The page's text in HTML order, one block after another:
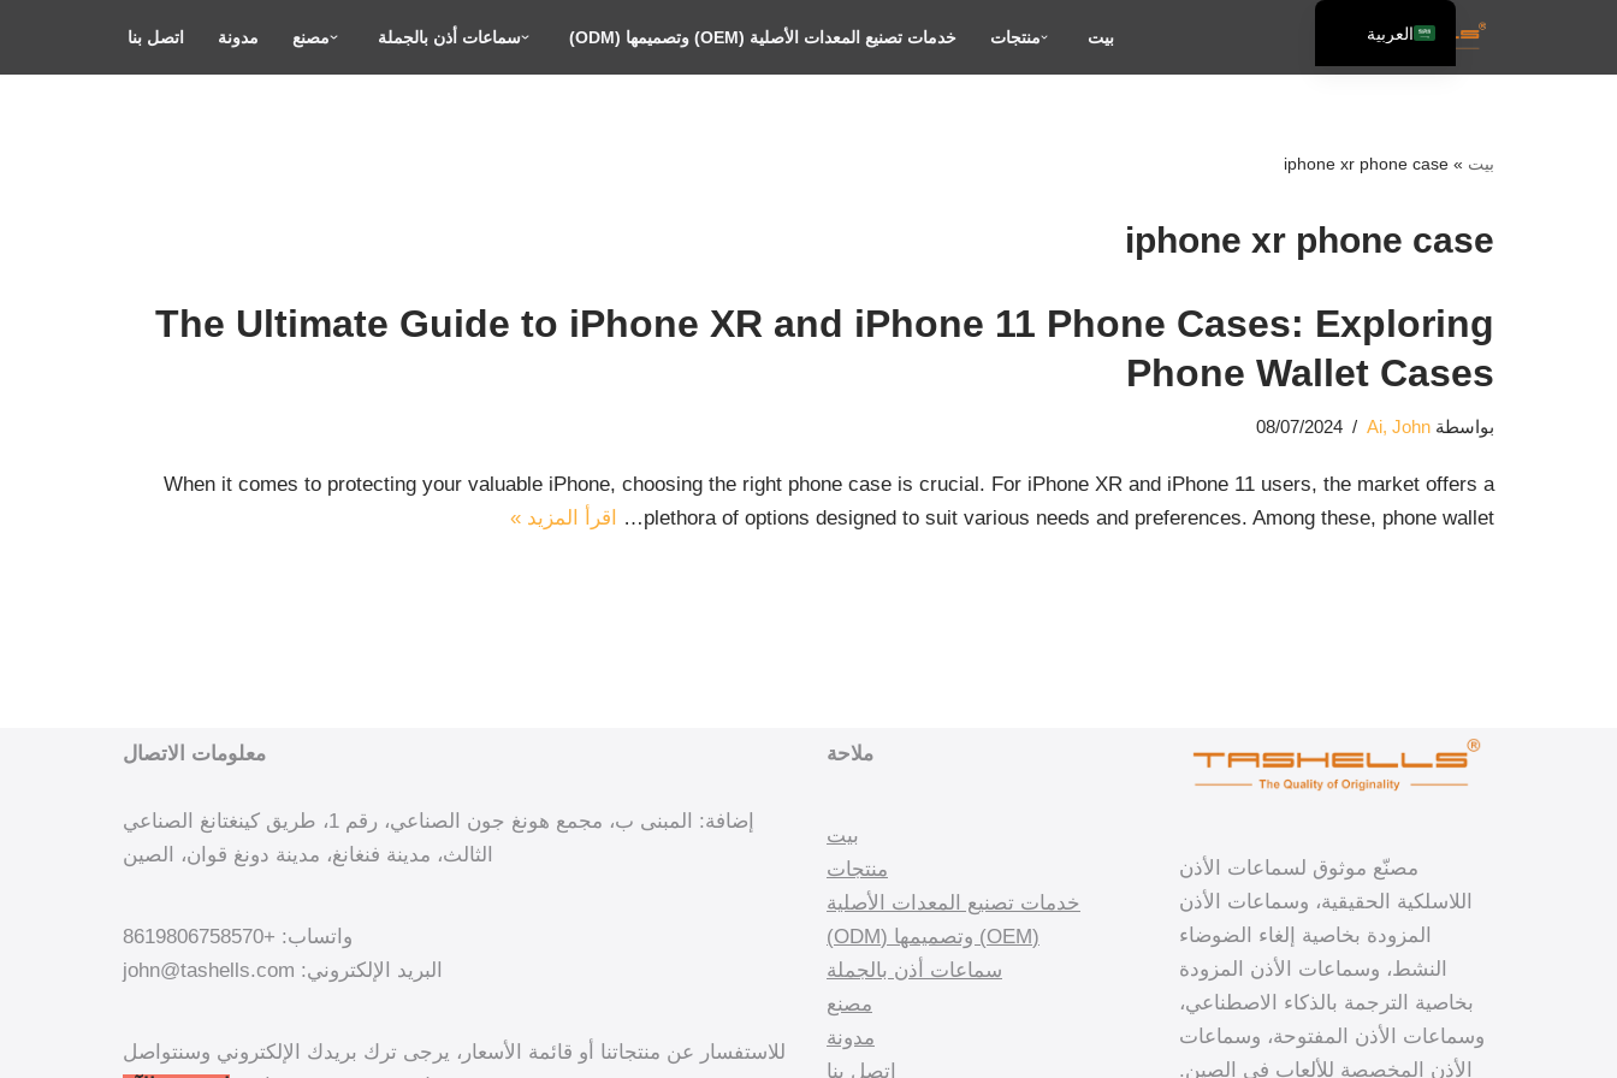
بيت منتجات خدمات تصنيع المعدات الأصلية (OEM) وتصميمها (ODM) سماعات أذن بالجملة مصنع مدونة اتصل بنا
بيت »
iphone xr phone case
iphone xr phone case
The Ultimate Guide to iPhone XR and iPhone 11 Phone Cases: Exploring
Phone Wallet Cases
بواسطة Ai, John
08/07/2024
When it comes to protecting your valuable iPhone, choosing the right phone case is crucial. For iPhone XR and iPhone 11 users, the market offers a
plethora of options designed to suit various needs and preferences. Among these, phone wallet…
اقرأ المزيد »
مصنّع موثوق لسماعات الأذن
اللاسلكية الحقيقية، وسماعات الأذن
المزودة بخاصية إلغاء الضوضاء
النشط، وسماعات الأذن المزودة
بخاصية الترجمة بالذكاء الاصطناعي،
وسماعات الأذن المفتوحة، وسماعات
الأذن المخصصة للألعاب في الصين.
ملاحة
بيت
منتجات
خدمات تصنيع المعدات الأصلية
(OEM) وتصميمها (ODM)
سماعات أذن بالجملة
مصنع
مدونة
اتصل بنا
معلومات الاتصال
إضافة: المبنى ب، مجمع هونغ جون الصناعي، رقم 1، طريق كينغتانغ الصناعي
الثالث، مدينة فنغانغ، مدينة دونغ قوان، الصين
واتساب: +8619806758570
البريد الإلكتروني: john@tashells.com
للاستفسار عن منتجاتنا أو قائمة الأسعار، يرجى ترك بريدك الإلكتروني وسنتواصل
العربية
English